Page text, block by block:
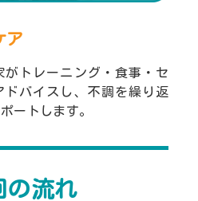
ア
がトレーニング・食事・セ
ドバイスし、不調を繰り返
ートします。
の流れ